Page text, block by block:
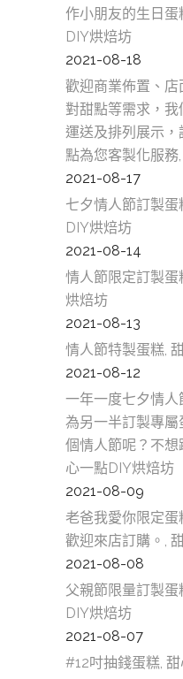
作小朋友的生日蛋
DIY烘焙坊
2021-08-18
歡迎商業佈置、
對甜點等需求，
運送及排列展示
點為您客製化服
2021-08-17
七夕情人節訂製
DIY烘焙坊
2021-08-14
情人節限定訂製蛋
烘焙坊
2021-08-13
情人節特製蛋糕,
2021-08-12
一年一度七夕情
為另一半訂製專
個情人節呢？不
心一點DIY烘焙坊
2021-08-09
老爸我愛你限定蛋
歡迎來店訂購。,
2021-08-08
父親節限量訂製
DIY烘焙坊
2021-08-07
#12吋抽錢蛋糕,